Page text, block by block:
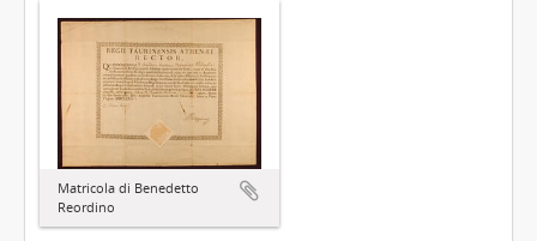
Matricola di Benedetto
Reordino